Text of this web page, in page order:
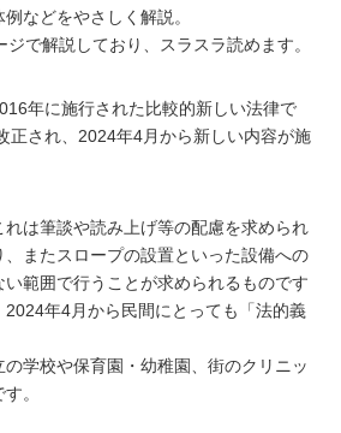
などをやさしく解説。
で解説しており、スラスラ読めます。
年に施行された比較的新しい法律で
正され、2024年4月から新しい内容が施
は筆談や読み上げ等の配慮を求められ
またスロープの設置といった設備への
範囲で行うことが求められるものです
年4月から民間にとっても「法的義
学校や保育園・幼稚園、街のクリニッ
。